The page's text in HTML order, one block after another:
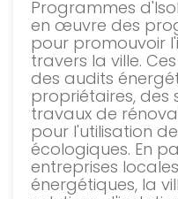
Programmes
en œuvre des
pour promouvoir
travers la ville.
des audits
propriétaires, des
travaux de
pour l'utilisation
écologiques. En
entreprises
énergétiques, la